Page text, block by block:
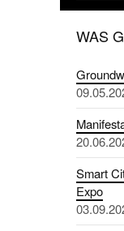
WAS
Smart
Expo